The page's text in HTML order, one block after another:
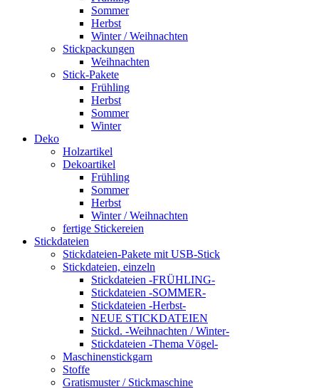
Sommer
Herbst
Winter / Weihnachten
Stickpackungen
Weihnachten
Stick-Pakete
Frühling
Herbst
Sommer
Winter
Deko
Holzartikel
Dekoartikel
Frühling
Sommer
Herbst
Winter / Weihnachten
fertige Stickereien
Stickdateien
Stickdateien-Pakete mit USB-Stick
Stickdateien, einzeln
Stickdateien -FRÜHLING-
Stickdateien -SOMMER-
Stickdateien -Herbst-
NEUE STICKDATEIEN
Stickd. -Weihnachten / Winter-
Stickdateien -Thema Vögel-
Maschinenstickgarn
Stoffe
Gratismuster / Stickmaschine